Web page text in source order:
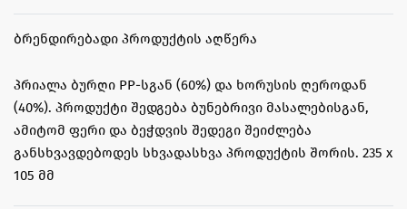
ᲑᲠᲔᲜᲓᲘᲠᲔᲑᲐᲓᲘ ᲞᲠᲝᲓᲣᲥᲢᲘᲡ ᲐᲦᲬᲔᲠᲐ
პრიალა ბურღი PP-სგან (60%) და ხორუსის ღეროდან
(40%). პროდუქტი შედგება ბუნებრივი მასალებისგან,
ამიტომ ფერი და ბეჭდვის შედეგი შეიძლება
განსხვავდებოდეს სხვადასხვა პროდუქტის შორის. 235 x
105 მმ